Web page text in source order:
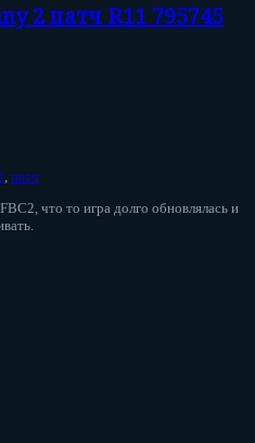
2 патч R11 795745
патч
что то игра долго обновлялась и